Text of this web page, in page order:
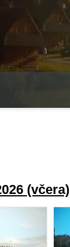
(včera)